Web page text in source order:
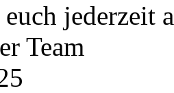
jederzeit
Team